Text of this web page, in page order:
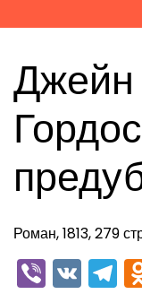
Роман, 1813, 279
Viber
VK